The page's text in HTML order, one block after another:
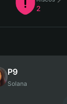
2
P9
Solana